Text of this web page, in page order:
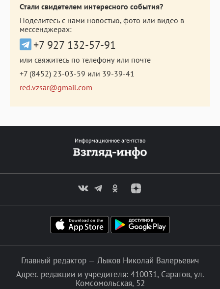
Стали свидетелем интересного события?
Поделитесь с нами новостью, фото или видео в
мессенджерах:
+7 927 132-57-91
или свяжитесь по телефону или почте
+7 (8452) 23-03-59 или 39-39-41
red.vzsar@gmail.com
Информационное агентство
Главный редактор — Лыков Николай Валерьевич
Адрес редакции и учредителя: 410031, Саратов, ул.
Комсомольская, 52